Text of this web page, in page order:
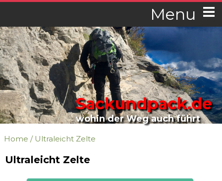
Menu
Sackundpack.de
wohin der Weg auch führt
Home / Ultraleicht Zelte
Ultraleicht Zelte